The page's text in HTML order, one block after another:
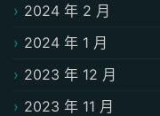
2024 年 2 月
2024 年 1 月
2023 年 12 月
2023 年 11 月